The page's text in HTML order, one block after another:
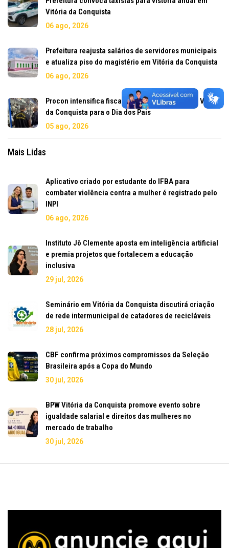
Vitória da Conquista
06 ago, 2026
Prefeitura reajusta salários de servidores municipais
e atualiza piso do magistério em Vitória da Conquista
06 ago, 2026
Procon intensifica fiscalização no comércio de Vitória
da Conquista para o Dia dos Pais
05 ago, 2026
Mais Lidas
Aplicativo criado por estudante do IFBA para
combater violência contra a mulher é registrado pelo
INPI
06 ago, 2026
Instituto Jô Clemente aposta em inteligência artificial
e premia projetos que fortalecem a educação
inclusiva
29 jul, 2026
Seminário em Vitória da Conquista discutirá criação
de rede intermunicipal de catadores de recicláveis
28 jul, 2026
CBF confirma próximos compromissos da Seleção
Brasileira após a Copa do Mundo
30 jul, 2026
BPW Vitória da Conquista promove evento sobre
igualdade salarial e direitos das mulheres no
mercado de trabalho
30 jul, 2026